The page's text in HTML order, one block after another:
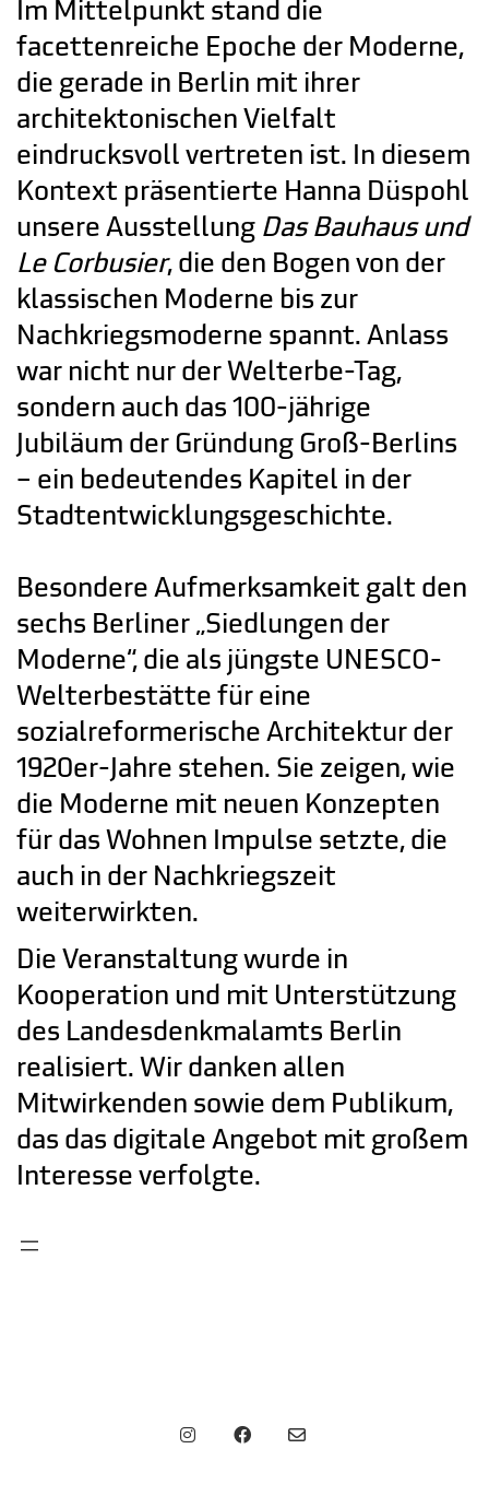
facettenreiche Epoche der Moderne,
die gerade in Berlin mit ihrer
architektonischen Vielfalt
eindrucksvoll vertreten ist. In diesem
Kontext präsentierte Hanna Düspohl
unsere AusstellungDas Bauhaus und
Le Corbusier, die den Bogen von der
klassischen Moderne bis zur
Nachkriegsmoderne spannt. Anlass
war nicht nur der Welterbe-Tag,
sondern auch das 100-jährige
Jubiläum der Gründung Groß-Berlins
– ein bedeutendes Kapitel in der
Stadtentwicklungsgeschichte.
Besondere Aufmerksamkeit galt den
sechs Berliner „Siedlungen der
Moderne“, die als jüngste UNESCO-
Welterbestätte für eine
sozialreformerische Architektur der
1920er-Jahre stehen. Sie zeigen, wie
die Moderne mit neuen Konzepten
für das Wohnen Impulse setzte, die
auch in der Nachkriegszeit
weiterwirkten.
Die Veranstaltung wurde in
Kooperation und mit Unterstützung
des Landesdenkmalamts Berlin
realisiert. Wir danken allen
Mitwirkenden sowie dem Publikum,
das das digitale Angebot mit großem
Interesse verfolgte.